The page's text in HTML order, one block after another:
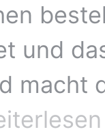
und
macht